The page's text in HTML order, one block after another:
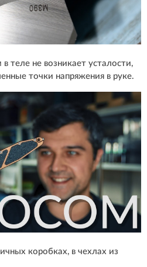
теле не возникает усталости,
точки напряжения в руке.
коробках, в чехлах из